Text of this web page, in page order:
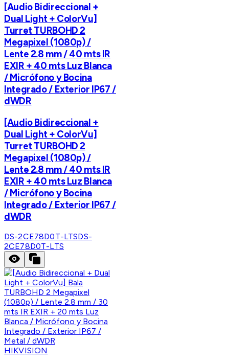
[Audio Bidireccional +
Dual Light + ColorVu]
Turret TURBOHD 2
Megapixel (1080p) /
Lente 2.8 mm / 40 mts IR
EXIR + 40 mts Luz Blanca
/ Micrófono y Bocina
Integrado / Exterior IP67 /
dWDR
[Audio Bidireccional +
Dual Light + ColorVu]
Turret TURBOHD 2
Megapixel (1080p) /
Lente 2.8 mm / 40 mts IR
EXIR + 40 mts Luz Blanca
/ Micrófono y Bocina
Integrado / Exterior IP67 /
dWDR
DS-2CE78D0T-LTSDS-
2CE78D0T-LTS
HIKVISION